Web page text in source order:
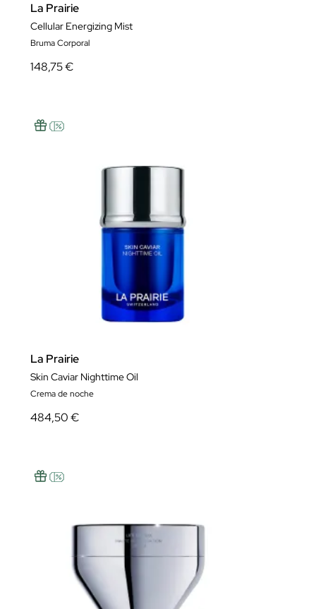
La Prairie
Cellular Energizing Mist
Bruma Corporal
148,75 €
La Prairie
Skin Caviar Nighttime Oil
Crema de noche
484,50 €